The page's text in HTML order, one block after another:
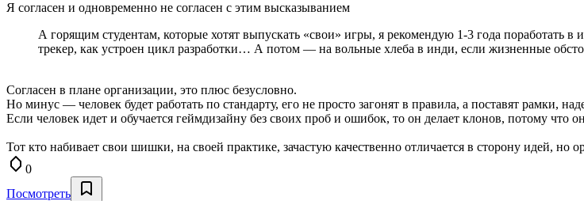
Я согласен и одновременно не согласен с этим высказыванием
А горящим студентам, которые хотят выпускать «свои» игры, я рекомендую 1-3 года поработать в
трекер, как устроен цикл разработки… А потом — на вольные хлеба в инди, если жизненные
Согласен в плане организации, это плюс безусловно.
Но минус — человек будет работать по стандарту, его не просто загонят в правила, а поставят рамки,
Если человек идет и обучается геймдизайну без своих проб и ошибок, то он делает клонов, потому что
Тот кто набивает свои шишки, на своей практике, зачастую качественно отличается в сторону идей,
0
Посмотреть